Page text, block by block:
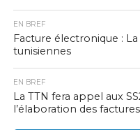
EN BREF
Facture électronique :
tunisiennes
EN BREF
La TTN fera appel aux
l’élaboration des